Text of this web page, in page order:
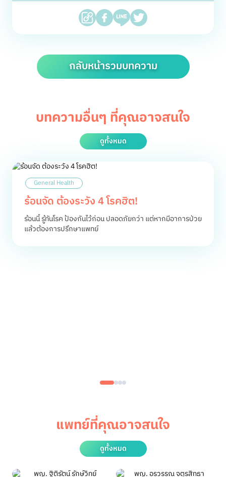
กลับหน้ารวมบทความ
บทความอื่นๆ ที่คุณอาจสนใจ
ดูทั้งหมด
General Health
ร้อนจัด ต้องระวัง 4 โรคฮิต!
ร้อนนี้ รู้ทันโรค ป้องกันไว้ก่อน ปลอดภัยกว่า แต่หากมีอาการป่วย
แล้วต้องการปรึกษาแพทย์
แพทย์ที่คุณอาจสนใจ
ดูทั้งหมด